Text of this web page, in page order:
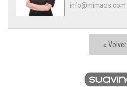
« Volver
info@mimaos.com